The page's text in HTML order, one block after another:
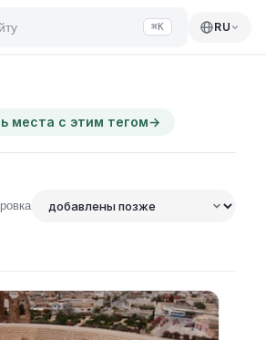
⌘K RU
места с этим тегом→